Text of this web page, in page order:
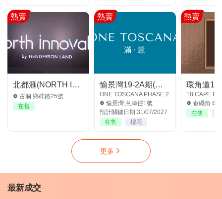
熱賣
北都滙(NORTH INNOVALE) 新界-古洞
古洞 鄉梓路25號
在售
熱賣
愉景灣19-2A期(滿‧意2期)
ONE TOSCANA PHASE 2
愉景灣 意濤徑1號
預計關鍵日期:31/07/2027
在售
樓花
熱賣
環角道18
18 CAPE
舂磡角 環角
在售
更多
最新成交